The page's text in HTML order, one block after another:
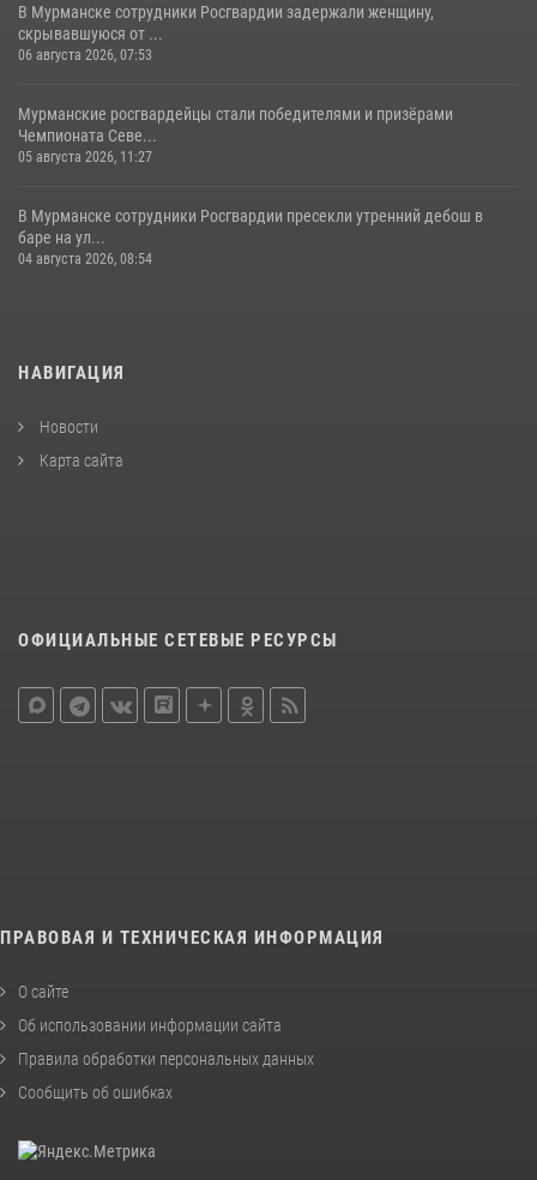
В Мурманске сотрудники Росгвардии задержали женщину,
скрывавшуюся от ...
06 августа 2026, 07:53
Мурманские росгвардейцы стали победителями и призёрами
Чемпионата Севе...
05 августа 2026, 11:27
В Мурманске сотрудники Росгвардии пресекли утренний дебош в
баре на ул...
04 августа 2026, 08:54
НАВИГАЦИЯ
Новости
Карта сайта
ОФИЦИАЛЬНЫЕ СЕТЕВЫЕ РЕСУРСЫ
ПРАВОВАЯ И ТЕХНИЧЕСКАЯ ИНФОРМАЦИЯ
О сайте
Об использовании информации сайта
Правила обработки персональных данных
Сообщить об ошибках